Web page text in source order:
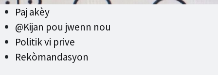
Paj akèy
@Kijan pou jwenn nou
Politik vi prive
Rekòmandasyon